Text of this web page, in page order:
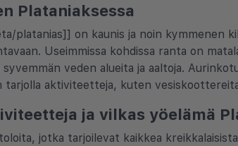
Plataniaksessa
platanias]] on kaunis ja noin kymmenen
Useimmissa kohdissa ranta on
veden alueita ja aaltoja.
tarjolla aktiviteetteja, kuten
ja vilkas yöelämä
jotka tarjoilevat kaikkea